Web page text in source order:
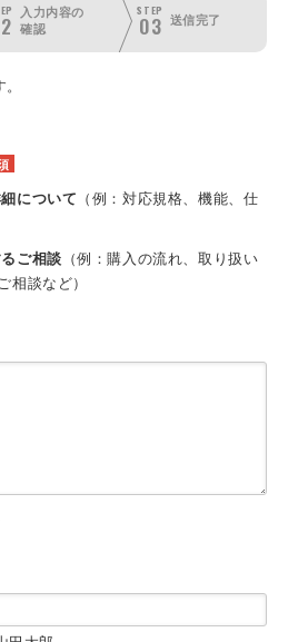
入力内容の
確認
STEP
03 送信完了
について （例：対応規格、機能、仕
ご相談 （例：購入の流れ、取り扱い
相談など）